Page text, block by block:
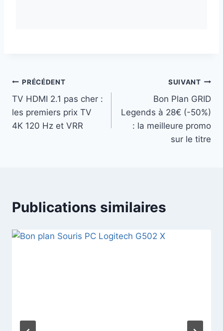
Navigation
de
l’article
PRÉCÉDENT
TV HDMI 2.1 pas cher :
les premiers prix TV
4K 120 Hz et VRR
SUIVANT
Bon Plan GRID
Legends à 28€ (-50%)
: la meilleure promo
sur le titre
Publications similaires